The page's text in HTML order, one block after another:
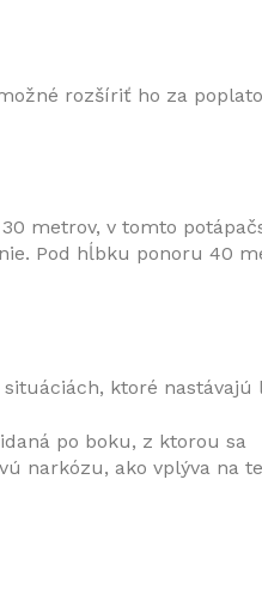
metrov, v tomto
Pod hĺbku ponoru 40
ktoré nastávajú
po boku, z ktorou sa
narkózu, ako vplýva na